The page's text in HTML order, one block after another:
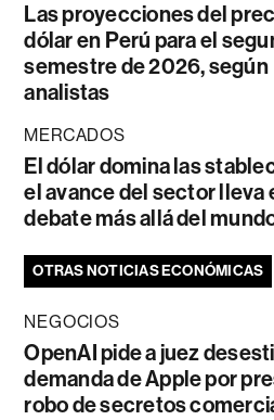
Las proyecciones del
dólar en Perú para el
semestre de 2026, según
analistas
MERCADOS
El dólar domina las
el avance del sector lleva
debate más allá del
OTRAS NOTICIAS ECONÓMICAS
NEGOCIOS
OpenAI pide a juez
demanda de Apple por
robo de secretos